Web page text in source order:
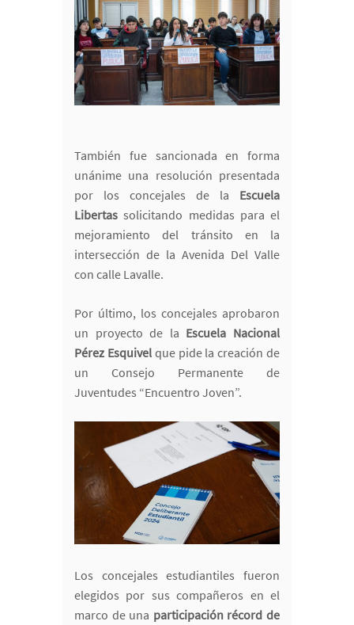
También fue sancionada en forma
unánime una resolución presentada
por los concejales de la Escuela
Libertas solicitando medidas para el
mejoramiento del tránsito en la
intersección de la Avenida Del Valle
con calle Lavalle.
Por último, los concejales aprobaron
un proyecto de la Escuela Nacional
Pérez Esquivelque pide la creación de
un Consejo Permanente de
Juventudes “Encuentro Joven”.
Los concejales estudiantiles fueron
elegidos por sus compañeros en el
marco de una participación récord de